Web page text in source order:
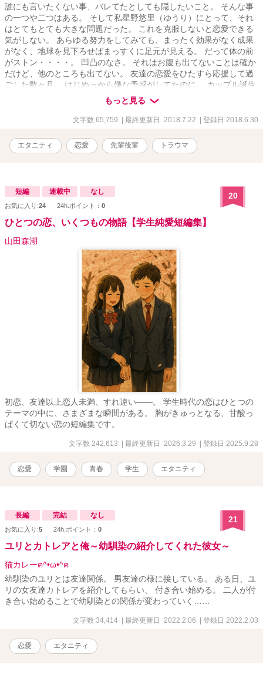
誰にも言いたくない事、バレてたとしても隠したいこと。 そんな事
の一つや二つはある。 そして私星野悠里（ゆうり）にとって、それ
はとてもとても大きな問題だった。 これを克服しないと恋愛できる
気がしない。 あらゆる努力をしてみても、まったく効果がなく成果
がなく、地球を見下ろせばまっすくに足元が見える。 だって体の前
がストン・・・・。 凹凸のなさ。 それはお腹も出てないことは確か
だけど、他のところも出てない。 友達の恋愛をひたすら応援して過
ごした数ヶ月。 はじめっから嫌な予感がしてたのに。 カップル誕生
おめでとうの祝賀会から始まった次の物語。 悠里と後輩の太陽君の
もっと見る
文字数 65,759 | 最終更新日 2018.7.22 | 登録日 2018.6.30
エタニティ 恋愛 先輩後輩 トラウマ
短編 連載中 なし
お気に入り:24 24h.ポイント： 0
20
ひとつの恋、いくつもの物語【学生純愛短編集】
山田森湖
初恋、友達以上恋人未満、すれ違い――。 学生時代の恋はひとつの
テーマの中に、さまざまな瞬間がある。 胸がきゅっとなる、甘酸っ
ぱくて切ない恋の短編集です。
文字数 242,613 | 最終更新日 2026.3.29 | 登録日 2025.9.28
恋愛 学園 青春 学生 エタニティ
長編 完結 なし
お気に入り:5 24h.ポイント： 0
21
ユリとカトレアと俺～幼馴染の紹介してくれた彼女～
猫カレーฅ^•ω•^ฅ
幼馴染のユリとは友達関係。 男友達の様に接している。 ある日、ユ
リの女友達カトレアを紹介してもらい、 付き合い始める。 二人が付
き合い始めることで幼馴染との関係が変わっていく……
文字数 34,414 | 最終更新日 2022.2.06 | 登録日 2022.2.03
恋愛 エタニティ